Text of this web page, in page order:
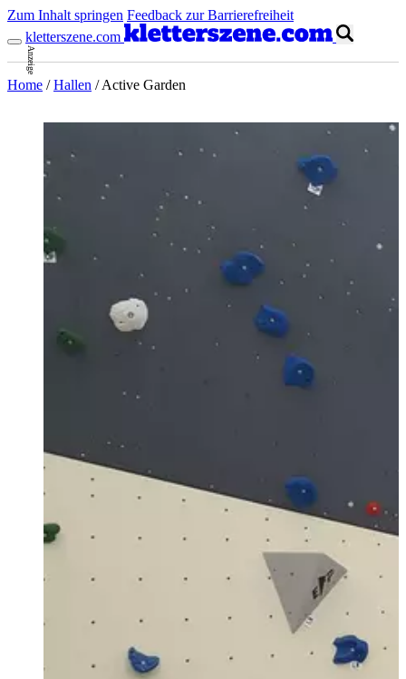
Zum Inhalt springen Feedback zur Barrierefreiheit
kletterszene.com
Anzeige
Home / Hallen / Active Garden